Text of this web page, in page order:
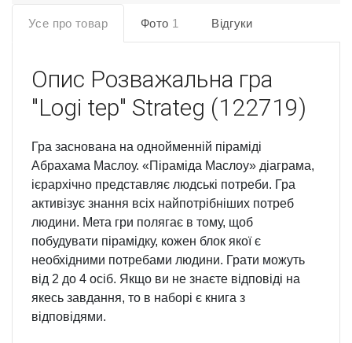
Усе про товар Фото 1 Відгуки
Опис Розважальна гра
"Logi tep" Strateg (122719)
Гра заснована на однойменній піраміді
Абрахама Маслоу. «Піраміда Маслоу» діаграма,
ієрархічно представляє людські потреби. Гра
активізує знання всіх найпотрібніших потреб
людини. Мета гри полягає в тому, щоб
побудувати пірамідку, кожен блок якої є
необхідними потребами людини. Грати можуть
від 2 до 4 осіб. Якщо ви не знаєте відповіді на
якесь завдання, то в наборі є книга з
відповідями.